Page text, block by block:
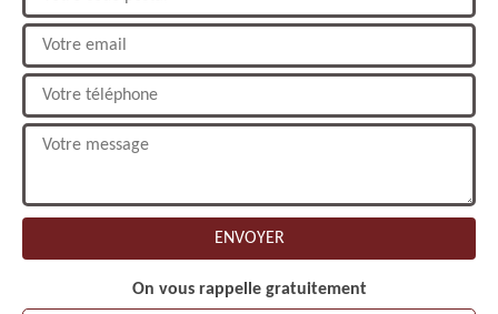
On vous rappelle gratuitement